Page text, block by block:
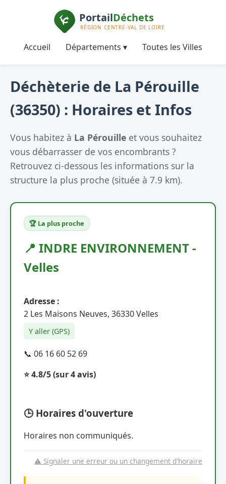
Accueil Départements ▾ Toutes les Villes
Déchèterie de La Pérouille
(36350) : Horaires et Infos
Vous habitez à La Pérouille et vous souhaitez
vous débarrasser de vos encombrants ?
Retrouvez ci-dessous les informations sur la
structure la plus proche (située à 7.9 km).
🏆 La plus proche
📍 INDRE ENVIRONNEMENT -
Velles
Adresse :
2 Les Maisons Neuves, 36330 Velles
Y aller (GPS)
📞 06 16 60 52 69
⭐ 4.8/5(sur 4 avis)
🕒 Horaires d'ouverture
Horaires non communiqués.
⚠️ Signaler une erreur ou un changement d'horaire